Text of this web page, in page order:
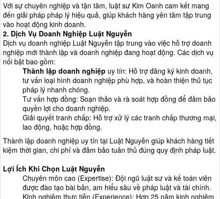
Với sự chuyên nghiệp và tận tâm, luật sư Kim Oanh cam kết mang
đến giải pháp pháp lý hiệu quả, giúp khách hàng yên tâm tập trung
vào hoạt động kinh doanh.
2. Dịch Vụ Doanh Nghiệp Luật Nguyễn
Dịch vụ doanh nghiệp Luật Nguyễn tập trung vào việc hỗ trợ doanh
nghiệp mới thành lập và doanh nghiệp đang hoạt động. Các dịch vụ
nổi bật bao gồm:
Thành lập doanh nghiệp uy tín: Hỗ trợ đăng ký kinh doanh,
tư vấn loại hình doanh nghiệp phù hợp, và hoàn thiện thủ tục
pháp lý nhanh chóng.
Tư vấn hợp đồng: Soạn thảo và rà soát hợp đồng để đảm bảo
quyền lợi cho doanh nghiệp.
Giải quyết tranh chấp: Hỗ trợ xử lý các tranh chấp thương mại,
lao động, hoặc hợp đồng.
Thành lập doanh nghiệp uy tín tại Luật Nguyễn giúp khách hàng tiết
kiệm thời gian, chi phí và đảm bảo tuân thủ đúng quy định pháp luật.
Lợi Ích Khi Chọn Luật Nguyễn
Chuyên môn cao (Expertise): Đội ngũ luật sư và kế toán viên
được đào tạo bài bản, am hiểu sâu về pháp luật và tài chính.
Kinh nghiệm thực tiễn (Experience): Hơn 25 năm kinh nghiệm